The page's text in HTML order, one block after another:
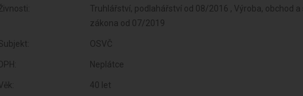
Truhlářství, podlahářství od 08/2016 , Výroba, obchod
zákona od 07/2019
OSVČ
DPH: Neplátce
40 let